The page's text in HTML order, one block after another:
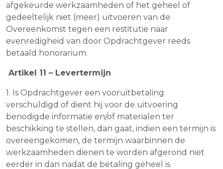
afgekeurde werkzaamheden of het geheel of
gedeeltelijk niet (meer) uitvoeren van de
Overeenkomst tegen een restitutie naar
evenredigheid van door Opdrachtgever reeds
betaald honorarium.
Artikel 11 – Levertermijn
1. Is Opdrachtgever een vooruitbetaling
verschuldigd of dient hij voor de uitvoering
benodigde informatie en/of materialen ter
beschikking te stellen, dan gaat, indien een termijn is
overeengekomen, de termijn waarbinnen de
werkzaamheden dienen te worden afgerond niet
eerder in dan nadat de betaling geheel is